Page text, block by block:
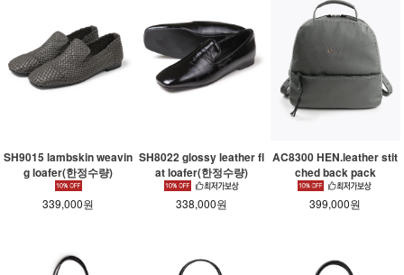
SH9015 lambskin weavin
g loafer(한정수량)
339,000원
SH8022 glossy leather fl
at loafer(한정수량)
338,000원
AC8300 HEN.leather stit
ched back pack
399,000원